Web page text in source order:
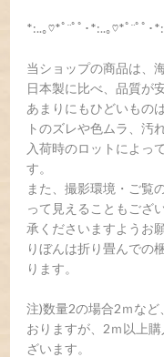
*:..｡♡*ﾟ¨ﾟﾟ･*:..｡♡*ﾟ¨ﾟﾟ･
当ショップの商品は、
日本製に比べ、品質が
あまりにもひどいもの
トのズレや色ムラ、汚
入荷時のロットによっ
す。
また、撮影環境・ご覧
って見えることもござ
承くださいますようお
りぼんは折り畳んでの
ります。
注)数量2の場合2ｍな
おりますが、2ｍ以上
ざいます。